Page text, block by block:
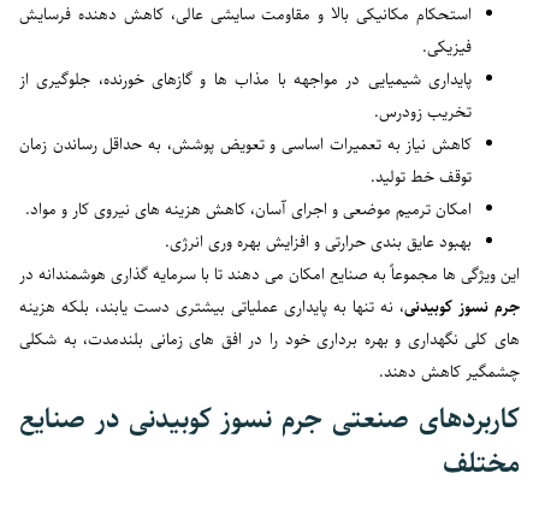
استحکام مکانیکی بالا و مقاومت سایشی عالی، کاهش دهنده فرسایش
فیزیکی.
پایداری شیمیایی در مواجهه با مذاب ها و گازهای خورنده، جلوگیری از
تخریب زودرس.
کاهش نیاز به تعمیرات اساسی و تعویض پوشش، به حداقل رساندن زمان
توقف خط تولید.
امکان ترمیم موضعی و اجرای آسان، کاهش هزینه های نیروی کار و مواد.
بهبود عایق بندی حرارتی و افزایش بهره وری انرژی.
این ویژگی ها مجموعاً به صنایع امکان می دهند تا با سرمایه گذاری هوشمندانه در
جرم نسوز کوبیدنی، نه تنها به پایداری عملیاتی بیشتری دست یابند، بلکه هزینه
های کلی نگهداری و بهره برداری خود را در افق های زمانی بلندمدت، به شکلی
چشمگیر کاهش دهند.
کاربردهای صنعتی جرم نسوز کوبیدنی در صنایع
مختلف